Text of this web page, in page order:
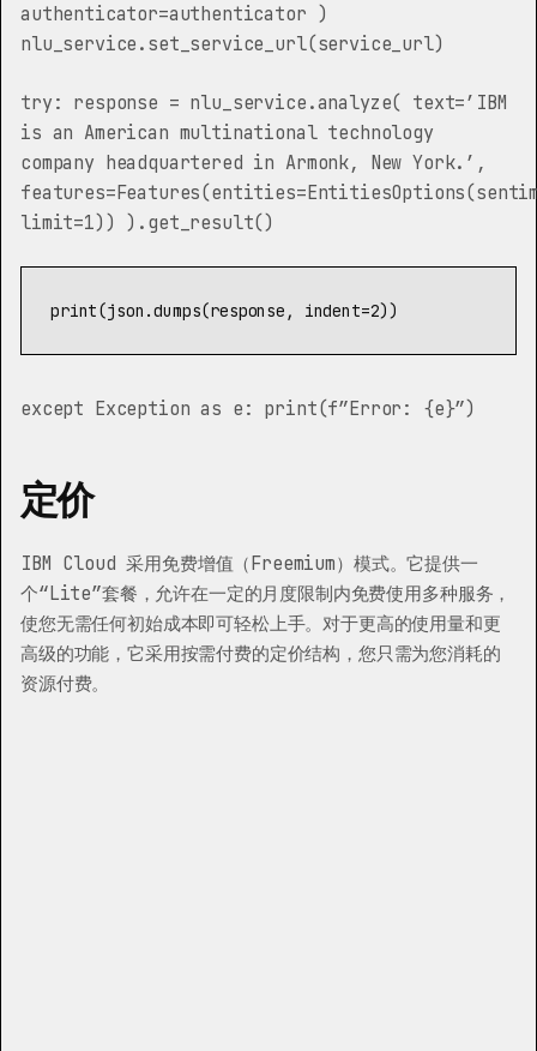
authenticator=authenticator )
nlu_service.set_service_url(service_url)
try: response = nlu_service.analyze( text=’IBM
is an American multinational technology
company headquartered in Armonk, New York.’,
limit=1)) ).get_result()
except Exception as e: print(f”Error: {e}”)
定价
IBM Cloud 采用免费增值（Freemium）模式。它提供一
个“Lite”套餐，允许在一定的月度限制内免费使用多种服务，
使您无需任何初始成本即可轻松上手。对于更高的使用量和更
高级的功能，它采用按需付费的定价结构，您只需为您消耗的
资源付费。